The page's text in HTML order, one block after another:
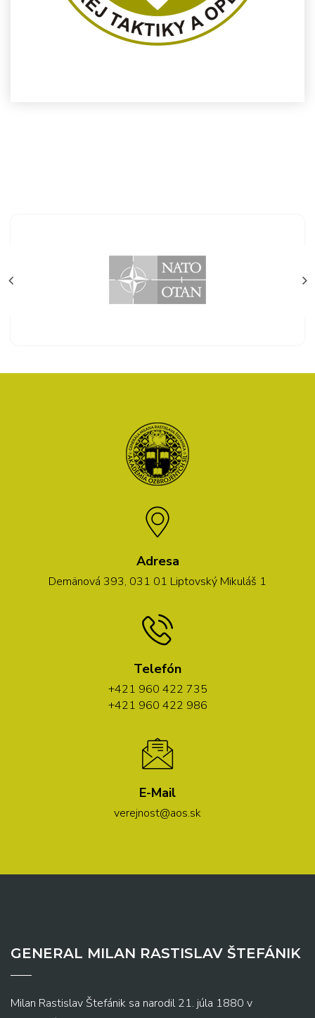
Adresa
Demänová 393, 031 01 Liptovský Mikuláš 1
Telefón
+421 960 422 735
+421 960 422 986
E-Mail
verejnost@aos.sk
GENERAL MILAN RASTISLAV ŠTEFÁNIK
Milan Rastislav Štefánik sa narodil 21. júla 1880 v